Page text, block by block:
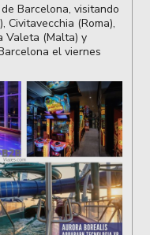
Barcelona, visitando
Civitavecchia (Roma),
Valeta (Malta) y
el viernes